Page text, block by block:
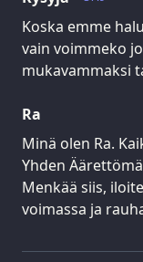
Koska emme
vain voimmeko
mukavammaksi
Ra
Minä olen Ra.
Yhden
Menkää siis,
voimassa ja